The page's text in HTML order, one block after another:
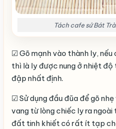
Tách cafe sứ Bát
☑ Gõ mạnh vào thành ly,
thì là ly được nung ở nhiệt
đập nhất định.
☑ Sử dụng đầu đũa để gõ
vang từ lòng chiếc ly ra
đất tinh khiết có rất ít tạp